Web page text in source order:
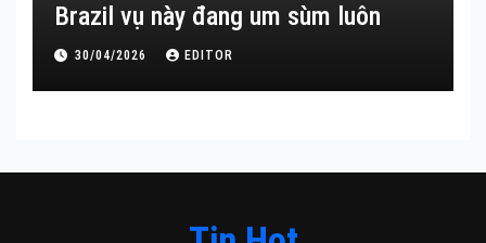
Brazil vụ này đang um sùm luôn
30/04/2026 EDITOR